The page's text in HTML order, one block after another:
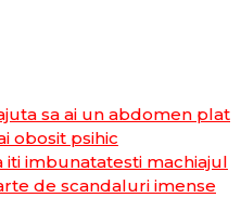
sa ai un abdomen plat
obosit psihic
iti imbunatatesti machiajul
de scandaluri imense